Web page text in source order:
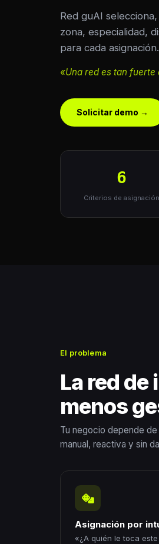
Red guAI
zona, especialidad,
para cada
«Una red es tan fuerte
Solicitar demo →
6
Criterios de asignación
El problema
La red
menos
Tu negocio depende
manual, reactiva y sin
Asignación por
«¿A quién le toca